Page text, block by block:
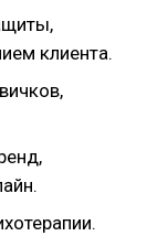
клиента.